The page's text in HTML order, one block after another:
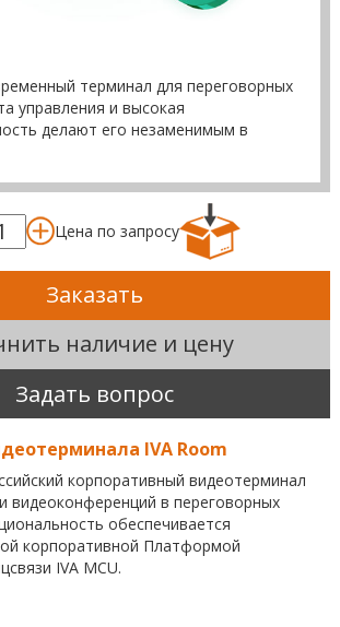
терминал для переговорных
управления и высокая
делают его незаменимым в
Цена по запросу
Заказать
наличие и цену
Задать вопрос
IVA Room
корпоративный видеотерминал
видеоконференций в переговорных
обеспечивается
корпоративной Платформой
IVA MCU.